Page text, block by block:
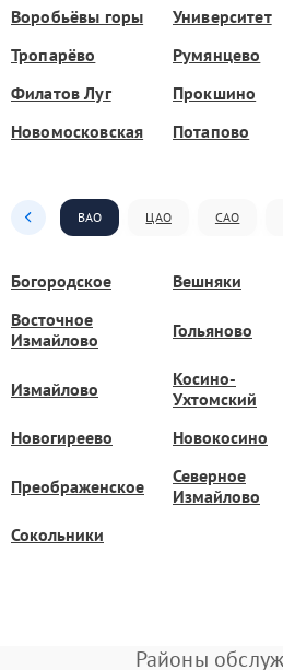
Воробьёвы горы
Университет
Тропарёво
Румянцево
Филатов Луг
Прокшино
Новомосковская
Потапово
ВАО ЦАО САО
Богородское Вешняки
Восточное
Измайлово
Гольяново
Измайлово
Косино-
Ухтомский
Новогиреево Новокосино
Преображенское
Северное
Измайлово
Сокольники
Районы